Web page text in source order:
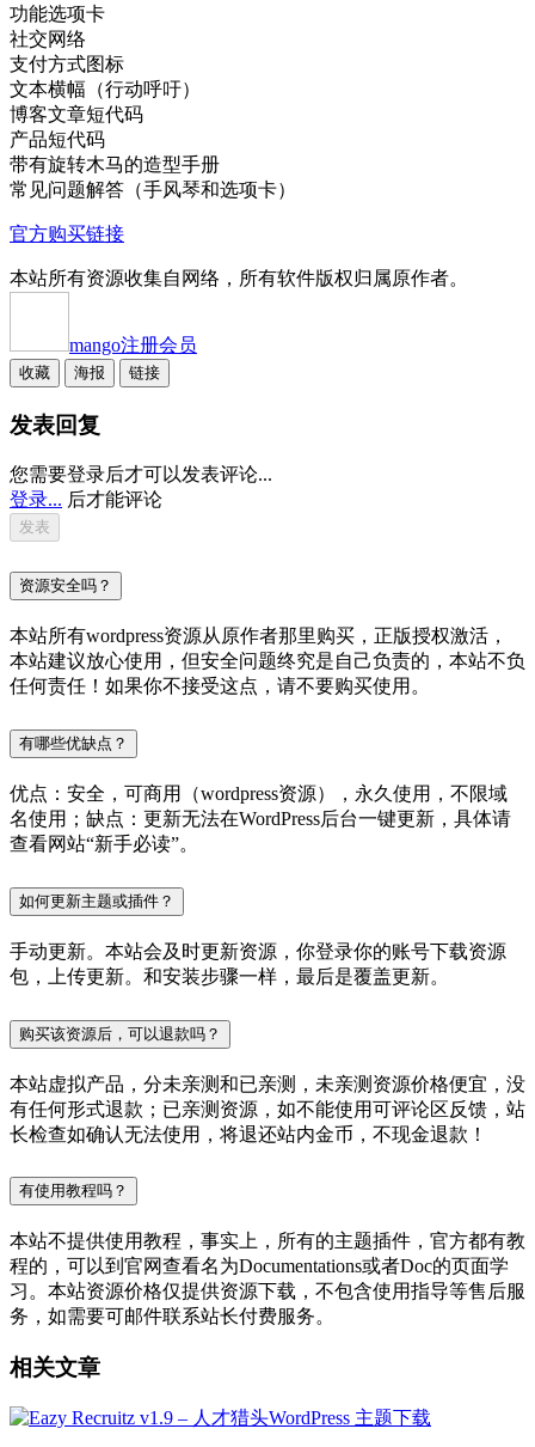
功能选项卡
社交网络
支付方式图标
文本横幅（行动呼吁）
博客文章短代码
产品短代码
带有旋转木马的造型手册
常见问题解答（手风琴和选项卡）
官方购买链接
本站所有资源收集自网络，所有软件版权归属原作者。
mango注册会员
收藏 海报 链接
发表回复
您需要登录后才可以发表评论...
登录... 后才能评论
资源安全吗？
本站所有wordpress资源从原作者那里购买，正版授权激活，
本站建议放心使用，但安全问题终究是自己负责的，本站不负
任何责任！如果你不接受这点，请不要购买使用。
有哪些优缺点？
优点：安全，可商用（wordpress资源），永久使用，不限域
名使用；缺点：更新无法在WordPress后台一键更新，具体请
查看网站“新手必读”。
如何更新主题或插件？
手动更新。本站会及时更新资源，你登录你的账号下载资源
包，上传更新。和安装步骤一样，最后是覆盖更新。
购买该资源后，可以退款吗？
本站虚拟产品，分未亲测和已亲测，未亲测资源价格便宜，没
有任何形式退款；已亲测资源，如不能使用可评论区反馈，站
长检查如确认无法使用，将退还站内金币，不现金退款！
有使用教程吗？
本站不提供使用教程，事实上，所有的主题插件，官方都有教
程的，可以到官网查看名为Documentations或者Doc的页面学
习。本站资源价格仅提供资源下载，不包含使用指导等售后服
务，如需要可邮件联系站长付费服务。
相关文章